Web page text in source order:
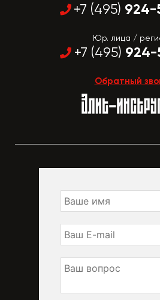
+7 (495) 924-
Юр. лица /
+7 (495) 924-
Обратный